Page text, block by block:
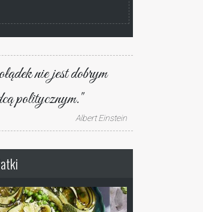
nie jest dobrym
politycznym."
Albert Einstein